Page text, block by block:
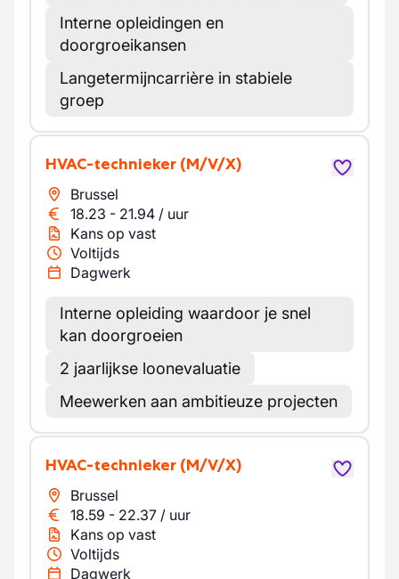
Interne opleidingen en
doorgroeikansen
Langetermijncarrière in stabiele
groep
HVAC-technieker (M/V/X)
Brussel
18.23 - 21.94 / uur
Kans op vast
Voltijds
Dagwerk
Interne opleiding waardoor je snel
kan doorgroeien
2 jaarlijkse loonevaluatie
Meewerken aan ambitieuze projecten
HVAC-technieker (M/V/X)
Brussel
18.59 - 22.37 / uur
Kans op vast
Voltijds
Dagwerk